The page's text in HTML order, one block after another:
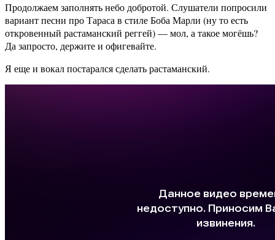
Продолжаем заполнять небо добротой. Слушатели попросили
вариант песни про Тараса в стиле Боба Марли (ну то есть
откровенный растаманский реггей) — мол, а такое могёшь?
Да запросто, держите и офигевайте.
Я еще и вокал постарался сделать растаманский.